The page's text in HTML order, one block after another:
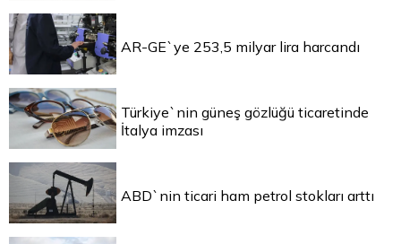
AR-GE`ye 253,5 milyar lira harcandı
Türkiye`nin güneş gözlüğü ticaretinde
İtalya imzası
ABD`nin ticari ham petrol stokları arttı